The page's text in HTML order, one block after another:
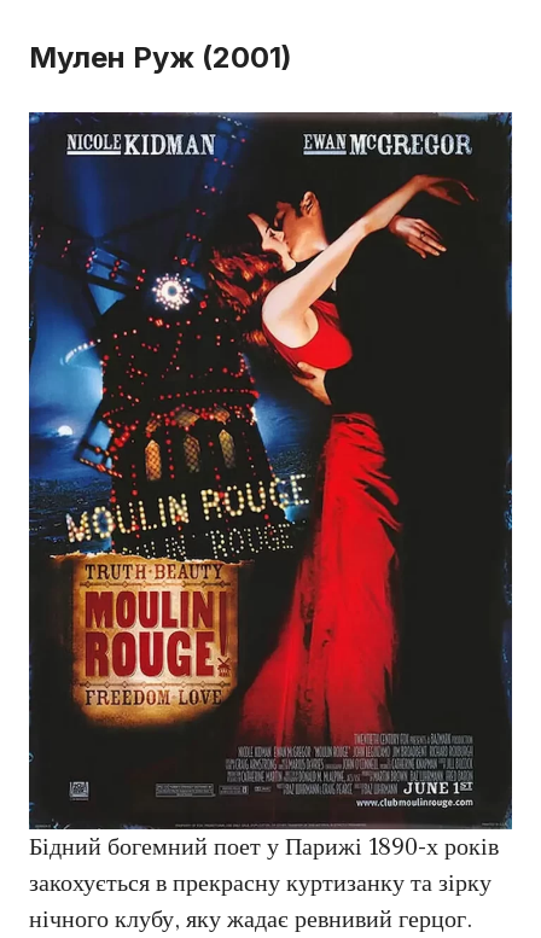
Мулен Руж (2001)
Бідний богемний поет у Парижі 1890-х років
закохується в прекрасну куртизанку та зірку
нічного клубу, яку жадає ревнивий герцог.